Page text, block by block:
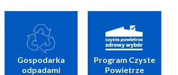
Gospodarka
odpadami
Program Czyste
Powietrze